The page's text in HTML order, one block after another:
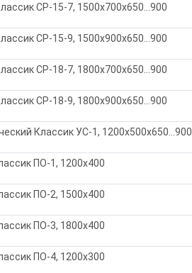
СР-15-7, 1500х700х650...900
СР-15-9, 1500х900х650...900
СР-18-7, 1800х700х650...900
СР-18-9, 1800х900х650...900
Классик УС-1, 1200х500х650...900
ПО-1, 1200х400
ПО-2, 1500х400
ПО-3, 1800х400
ПО-4, 1200х300